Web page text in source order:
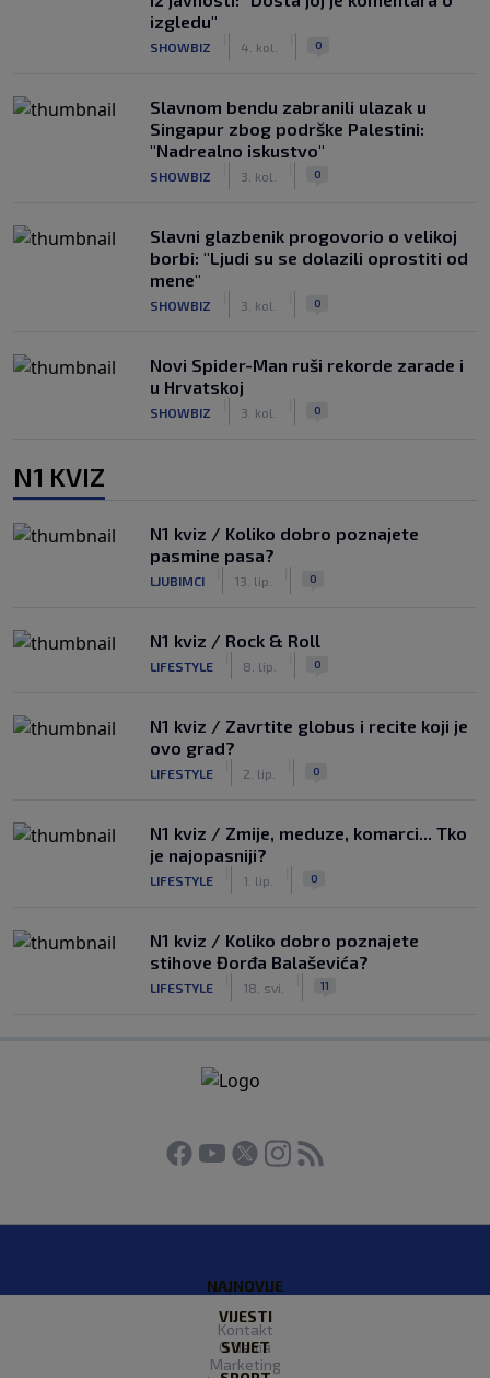
izgledu"
SHOWBIZ 4. kol. 0
Slavnom bendu zabranili ulazak u
Singapur zbog podrške Palestini:
"Nadrealno iskustvo"
SHOWBIZ 3. kol. 0
Slavni glazbenik progovorio o velikoj
borbi: "Ljudi su se dolazili oprostiti od
mene"
SHOWBIZ 3. kol. 0
Novi Spider-Man ruši rekorde zarade i
u Hrvatskoj
SHOWBIZ 3. kol. 0
N1 KVIZ
N1 kviz / Koliko dobro poznajete
pasmine pasa?
LJUBIMCI 13. lip. 0
N1 kviz / Rock & Roll
LIFESTYLE 8. lip. 0
N1 kviz / Zavrtite globus i recite koji je
ovo grad?
LIFESTYLE 2. lip. 0
N1 kviz / Zmije, meduze, komarci... Tko
je najopasniji?
LIFESTYLE 1. lip. 0
N1 kviz / Koliko dobro poznajete
stihove Đorđa Balaševića?
LIFESTYLE 18. svi. 11
NAJNOVIJE
VIJESTI
SVIJET
Kontakt
O Nama
Marketing